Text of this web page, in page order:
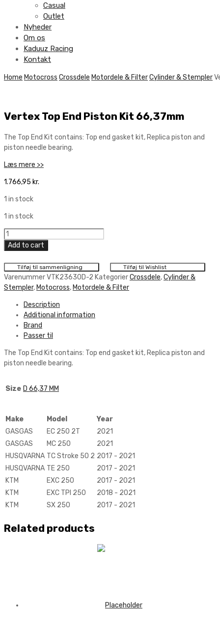
Casual
Outlet
Nyheder
Om os
Kaduuz Racing
Kontakt
Skip
Home Motocross Crossdele Motordele & FilterCylinder & Stempler
Vertex Top End Piston Kit 66,37mm
The Top End Kit contains: Top end gasket kit, Replica piston and
piston needle bearing.
Læs mere >>
1.766,95 kr.
1 in stock
1 in stock
Vertex
Top
End
Piston
Kit
66,37mm
Add to cart
Tilføj til sammenligning Tilføj til Wishlist
VarenummerVTK23630D-2 KategorierCrossdele,Cylinder &
Stempler, Motocross, Motordele & Filter
Description
Additional information
Brand
Passer til
The Top End Kit contains: Top end gasket kit, Replica piston and
piston needle bearing.
Size D 66,37 MM
Make Model
Year
GASGAS
EC 250 2T
2021
GASGAS
MC 250
2021
HUSQVARNA TC Stroke 50 2 2017 - 2021
HUSQVARNA TE 250
2017 - 2021
KTM
EXC 250
2017 - 2021
KTM
EXC TPI 250
2018 - 2021
KTM
SX 250 2017 - 2021
Related products